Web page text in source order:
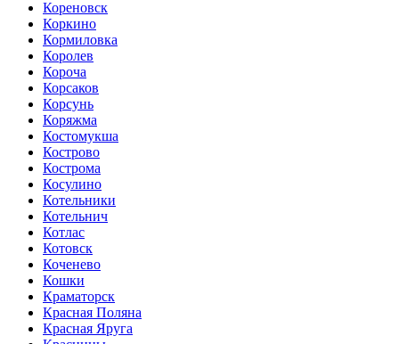
Кореновск
Коркино
Кормиловка
Королев
Короча
Корсаков
Корсунь
Коряжма
Костомукша
Кострово
Кострома
Косулино
Котельники
Котельнич
Котлас
Котовск
Коченево
Кошки
Краматорск
Красная Поляна
Красная Яруга